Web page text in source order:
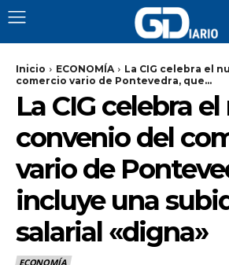
Inicio ECONOMÍA
La CIG celebra el
comercio vario de Pontevedra, que...
La CIG celebra
convenio del
vario de
incluye una
salarial «digna»
ECONOMÍA